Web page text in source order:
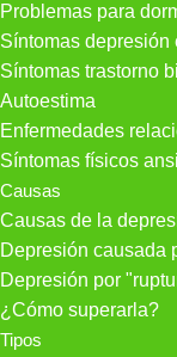
Problemas para
Síntomas depresión
Síntomas trastorno
Autoestima
Enfermedades
Síntomas físicos
Causas
Causas de la
Depresión causada
Depresión por
¿Cómo superarla?
Tipos